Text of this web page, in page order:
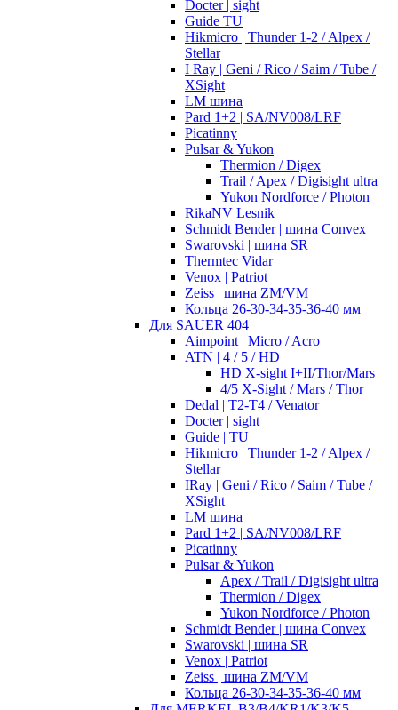
Docter | sight
Guide TU
Hikmicro | Thunder 1-2 / Alpex /
Stellar
I Ray | Geni / Rico / Saim / Tube /
XSight
LM шина
Pard 1+2 | SA/NV008/LRF
Picatinny
Pulsar & Yukon
Thermion / Digex
Trail / Apex / Digisight ultra
Yukon Nordforce / Photon
RikaNV Lesnik
Schmidt Bender | шина Convex
Swarovski | шина SR
Thermtec Vidar
Venox | Patriot
Zeiss | шина ZM/VM
Кольца 26-30-34-35-36-40 мм
Для SAUER 404
Aimpoint | Micro / Acro
ATN | 4 / 5 / HD
HD X-sight I+II/Thor/Mars
4/5 X-Sight / Mars / Thor
Dedal | T2-T4 / Venator
Docter | sight
Guide | TU
Hikmicro | Thunder 1-2 / Alpex /
Stellar
IRay | Geni / Rico / Saim / Tube /
XSight
LM шина
Pard 1+2 | SA/NV008/LRF
Picatinny
Pulsar & Yukon
Apex / Trail / Digisight ultra
Thermion / Digex
Yukon Nordforce / Photon
Schmidt Bender | шина Convex
Swarovski | шина SR
Venox | Patriot
Zeiss | шина ZM/VM
Кольца 26-30-34-35-36-40 мм